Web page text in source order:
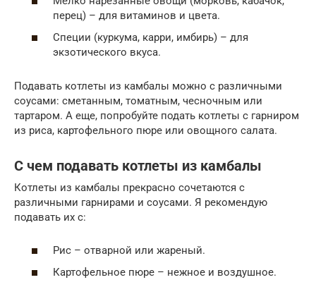
перец) – для витаминов и цвета.
Специи (куркума, карри, имбирь) – для
экзотического вкуса.
Подавать котлеты из камбалы можно с различными
соусами: сметанным, томатным, чесночным или
тартаром. А еще, попробуйте подать котлеты с гарниром
из риса, картофельного пюре или овощного салата.
С чем подавать котлеты из камбалы
Котлеты из камбалы прекрасно сочетаются с
различными гарнирами и соусами. Я рекомендую
подавать их с:
Рис – отварной или жареный.
Картофельное пюре – нежное и воздушное.